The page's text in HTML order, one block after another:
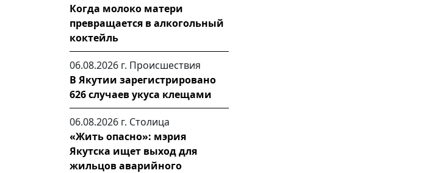
Когда молоко матери
превращается в алкогольный
коктейль
06.08.2026 г. Происшествия
В Якутии зарегистрировано
626 случаев укуса клещами
06.08.2026 г. Столица
«Жить опасно»: мэрия
Якутска ищет выход для
жильцов аварийного